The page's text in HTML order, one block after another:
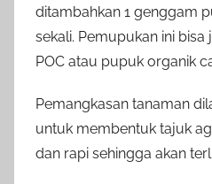
ditambahkan 1 genggam
sekali. Pemupukan ini
POC atau pupuk organik
Pemangkasan tanaman
untuk membentuk tajuk
dan rapi sehingga akan